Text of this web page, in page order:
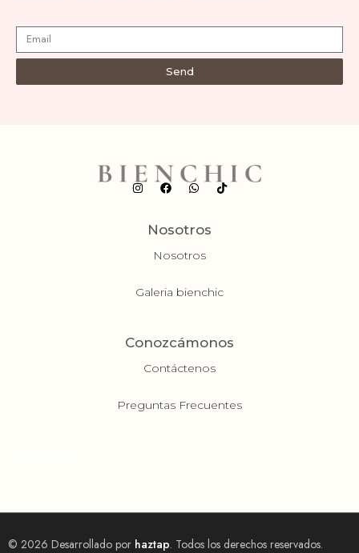
Send
Nosotros
Nosotros
Galeria bienchic
Conozcámonos
Contáctenos
Preguntas Frecuentes
© 2026 Desarrollado por haztap. Todos los derechos reservados.